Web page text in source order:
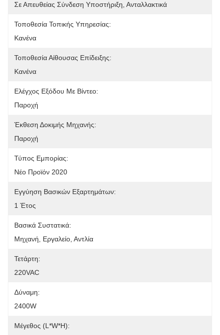
Σε Απευθείας Σύνδεση Υποστήριξη, Ανταλλακτικά
Τοποθεσία Τοπικής Υπηρεσίας:
Κανένα
Τοποθεσία Αίθουσας Επίδειξης:
Κανένα
Ελέγχος Εξόδου Με Βίντεο:
Παροχή
Έκθεση Δοκιμής Μηχανής:
Παροχή
Τύπος Εμπορίας:
Νέο Προϊόν 2020
Εγγύηση Βασικών Εξαρτημάτων:
1 Έτος
Βασικά Συστατικά:
Μηχανή, Εργαλείο, Αντλία
Τετάρτη:
220VAC
Δύναμη:
2400W
Μέγεθος (L*W*H):